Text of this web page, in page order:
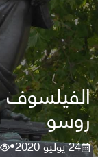
روسو
24 يوليو 2020 •